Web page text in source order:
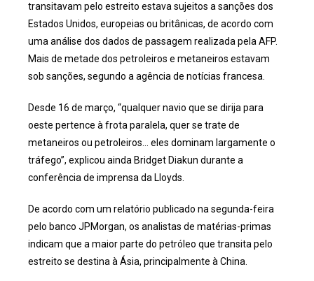
transitavam pelo estreito estava sujeitos a sanções dos
Estados Unidos, europeias ou britânicas, de acordo com
uma análise dos dados de passagem realizada pela AFP.
Mais de metade dos petroleiros e metaneiros estavam
sob sanções, segundo a agência de notícias francesa.
Desde 16 de março, “qualquer navio que se dirija para
oeste pertence à frota paralela, quer se trate de
metaneiros ou petroleiros… eles dominam largamente o
tráfego”, explicou ainda Bridget Diakun durante a
conferência de imprensa da Lloyds.
De acordo com um relatório publicado na segunda-feira
pelo banco JPMorgan, os analistas de matérias-primas
indicam que a maior parte do petróleo que transita pelo
estreito se destina à Ásia, principalmente à China.